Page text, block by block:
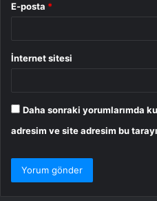
E-posta *
İnternet sitesi
Daha sonraki yorumlarımda
adresim ve site adresim bu